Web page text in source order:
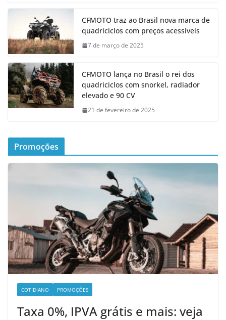
CFMOTO traz ao Brasil nova marca de
quadriciclos com preços acessíveis
7 de março de 2025
CFMOTO lança no Brasil o rei dos
quadriciclos com snorkel, radiador
elevado e 90 CV
21 de fevereiro de 2025
Promoções
COTIDIANO PROMOÇÕES
Taxa 0%, IPVA grátis e mais: veja